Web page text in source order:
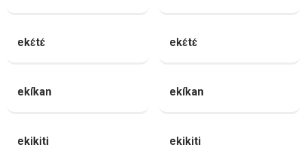
ekɛ́tɛ́ ekɛ́tɛ́
ekíkan ekíkan
ekikiti ekikiti